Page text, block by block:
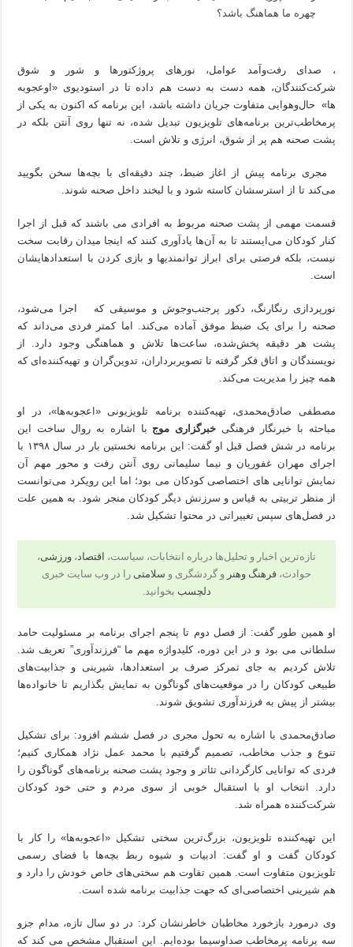
چهره ما هماهنگ باشد؟
، صدای رفت‌وآمد عوامل، نورهای پروژکتورها و شور و شوق
شرکت‌کنندگان، همه دست به دست هم داده تا در استودیوی «اوعجوبه
ها» حال‌وهوایی متفاوت جریان داشته باشد، این برنامه که اکنون به یکی از
پرمخاطب‌ترین برنامه‌های تلویزیون تبدیل شده، نه تنها روی آنتن بلکه در
پشت صحنه هم پر از شوق، انرژی و تلاش است.
مجری برنامه پیش از اغاز ضبط، چند دقیقه‌ای با بچه‌ها سخن بگویید
می‌کند تا از استرسشان کاسته شود و با لبخند داخل صحنه شوند.
قسمت مهمی از پشت صحنه مربوط به افرادی می باشند که قبل از اجرا
کنار کودکان می‌ایستند تا به آن‌ها یادآوری کنند که اینجا میدان رقابت سخت
نیست، بلکه فرصتی برای ابراز توانمندیها و بازی کردن با استعدادهایشان
است.
نورپردازی رنگارنگ، دکور پرجنب‌وجوش و موسیقی که اجرا می‌شود،
صحنه را برای یک ضبط موفق آماده می‌کند. اما کمتر فردی می‌داند که
پشت هر دقیقه پخش‌شده، ساعت‌ها تلاش و هماهنگی وجود دارد. از
نویسندگان و اتاق فکر گرفته تا تصویربرداران، تدوین‌گران و تهیه‌کننده‌ای که
همه چیز را مدیریت می‌کند.
مصطفی صادق‌محمدی، تهیه‌کننده برنامه تلویزیونی «اعجوبه‌ها»، در او
مباحثه با خبرنگار فرهنگی خبرگزاری موج با اشاره به روال ساخت این
برنامه در شش فصل قبل او گفت: این برنامه نخستین بار در سال ۱۳۹۸ با
اجرای مهران غفوریان و نیما سلیمانی روی آنتن رفت و محور مهم آن
نمایش توانایی های اختصاصی کودکان می بود؛ اما این رویکرد می‌توانست
از منظر تربیتی به قیاس و سرزنش دیگر کودکان منجر شود. به همین علت
در فصل‌های سپس تغییراتی در محتوا تشکیل شد.
تازه‌ترین اخبار و تحلیل‌ها درباره انتخابات، سیاست، اقتصاد، ورزشی،
حوادث، فرهنگ وهنر و گردشگری و سلامتی را در وب سایت خبری
دلچسب بخوانید.
او همین طور گفت: از فصل دوم تا پنجم اجرای برنامه بر مسئولیت حامد
سلطانی می بود و در این دوره، کلیدواژه مهم ما “فرزندآوری” تعریف شد.
تلاش کردیم به جای تمرکز صرف بر استعدادها، شیرینی و جذابیت‌های
طبیعی کودکان را در موقعیت‌های گوناگون به نمایش بگذاریم تا خانواده‌ها
بیشتر از پیش به فرزندآوری تشویق شوند.
صادق‌محمدی با اشاره به تحول مجری در فصل ششم افزود: برای تشکیل
تنوع و جذب مخاطب، تصمیم گرفتیم با محمد عمل نژاد همکاری کنیم؛
فردی که توانایی کارگردانی تئاتر و وجود پشت صحنه برنامه‌های گوناگون را
دارد. انتخاب او با استقبال خوبی از سوی مردم و حتی خود کودکان
شرکت‌کننده همراه شد.
این تهیه‌کننده تلویزیون، بزرگ‌ترین سختی تشکیل «اعجوبه‌ها» را کار با
کودکان گفت و او گفت: ادبیات و شیوه ربط بچه‌ها با فضای رسمی
تلویزیون متفاوت است. همین تفاوت هم سختی‌های خاص خودش را دارد و
هم شیرینی اختصاصی‌ای که جهت جذابیت برنامه شده است.
وی درمورد بازخورد مخاطبان خاطرنشان کرد: در دو سال تازه، مدام جزو
سه برنامه پرمخاطب صداوسیما بوده‌ایم. این استقبال مشخص می کند که